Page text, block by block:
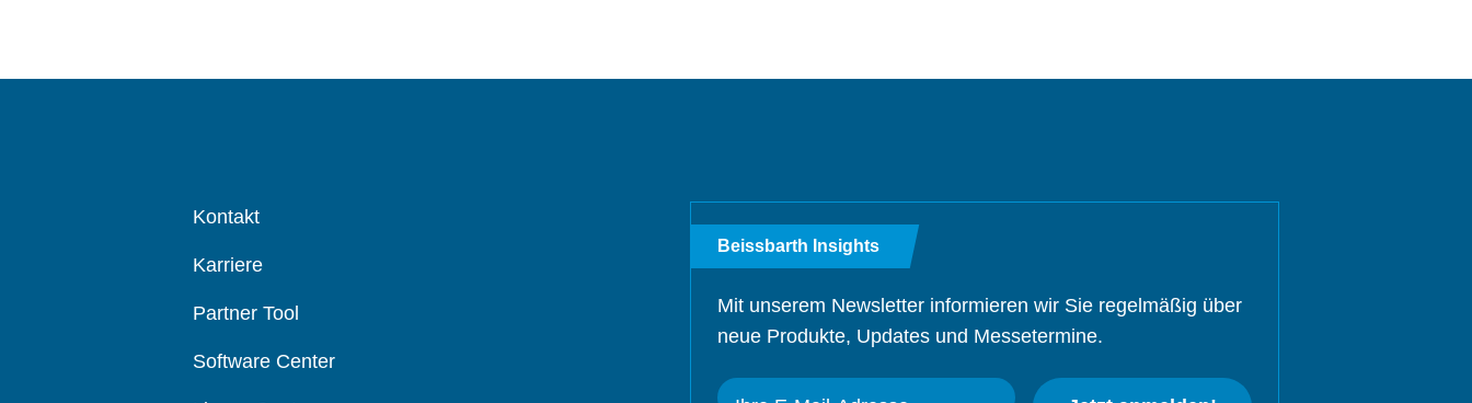
Kontakt
Karriere
Partner Tool
Software Center
Beissbarth Insights
Mit unserem Newsletter informieren wir Sie regelmäßig über
neue Produkte, Updates und Messetermine.